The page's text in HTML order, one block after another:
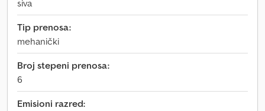
siva
Tip prenosa:
mehanički
Broj stepeni prenosa:
6
Emisioni razred: